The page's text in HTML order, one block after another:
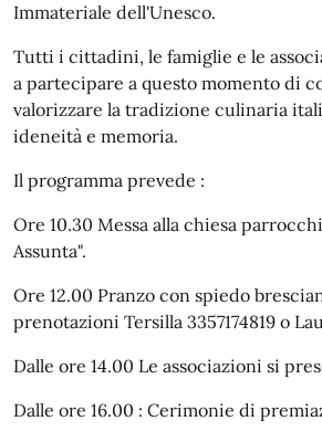
Immateriale dell'Unesco.
Tutti i cittadini, le famiglie e le
a partecipare a questo momento di
valorizzare la tradizione culinaria
ideneità e memoria.
Il programma prevede :
Ore 10.30 Messa alla chiesa
Assunta".
Ore 12.00 Pranzo con spiedo
prenotazioni Tersilla 3357174819 o
Dalle ore 14.00 Le associazioni si
Dalle ore 16.00 : Cerimonie di